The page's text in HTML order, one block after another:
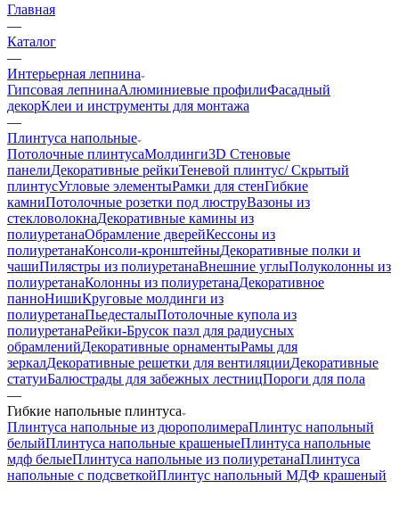
Главная
—
Каталог
—
Интерьерная лепнина
Гипсовая лепнинаАлюминиевые профилиФасадный
декорКлеи и инструменты для монтажа
—
Плинтуса напольные
Потолочные плинтусаМолдинги3D Стеновые
панелиДекоративные рейкиТеневой плинтус/ Скрытый
плинтусУгловые элементыРамки для стенГибкие
камниПотолочные розетки под люструВазоны из
стекловолокнаДекоративные камины из
полиуретанаОбрамление дверейКессоны из
полиуретанаКонсоли-кронштейныДекоративные полки и
чашиПилястры из полиуретанаВнешние углыПолуколонны из
полиуретанаКолонны из полиуретанаДекоративное
панноНишиКруговые молдинги из
полиуретанаПьедесталыПотолочные купола из
полиуретанаРейки-Брусок пазл для радиусных
обрамленийДекоративные орнаментыРамы для
зеркалДекоративные решетки для вентиляцииДекоративные
статуиБалюстрады для забежных лестницПороги для пола
—
Гибкие напольные плинтуса
Плинтуса напольные из дюрополимераПлинтус напольный
белыйПлинтуса напольные крашеныеПлинтуса напольные
мдф белыеПлинтуса напольные из полиуретанаПлинтуса
напольные с подсветкойПлинтус напольный МДФ крашеный